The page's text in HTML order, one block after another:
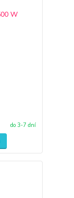
do 3-7 dní